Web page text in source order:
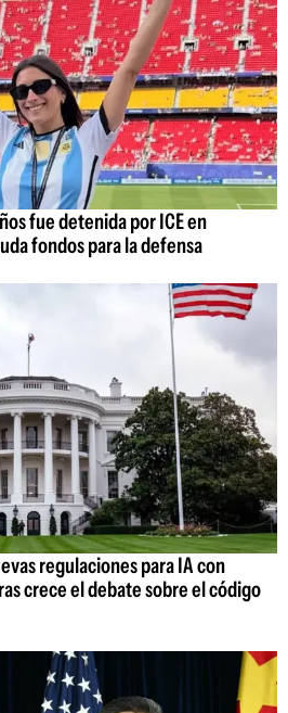
fue detenida por ICE en
fondos para la defensa
regulaciones para IA con
crece el debate sobre el código